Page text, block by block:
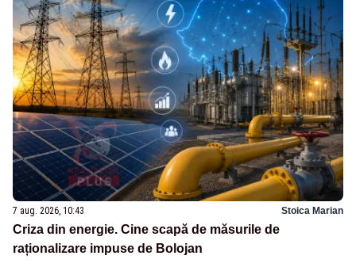
7 aug. 2026, 10:43 Stoica Marian
Criza din energie. Cine scapă de măsurile de
raționalizare impuse de Bolojan